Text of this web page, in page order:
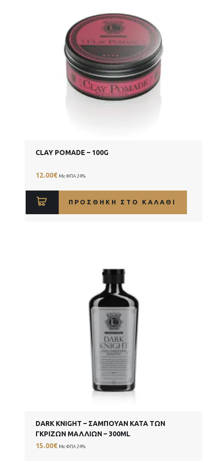
CLAY POMADE – 100G
12.00€ Με ΦΠΑ 24%
ΠΡΟΣΘΉΚΗ ΣΤΟ ΚΑΛΆΘΙ
DARK KNIGHT – ΣΑΜΠΟΥΆΝ ΚΑΤΆ ΤΩΝ
ΓΚΡΊΖΩΝ ΜΑΛΛΙΏΝ – 300ML
15.00€ Με ΦΠΑ 24%